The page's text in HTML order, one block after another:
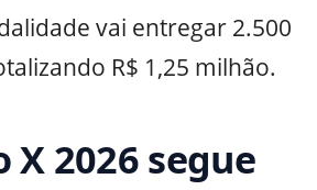
vai entregar 2.500
R$ 1,25 milhão.
X 2026 segue